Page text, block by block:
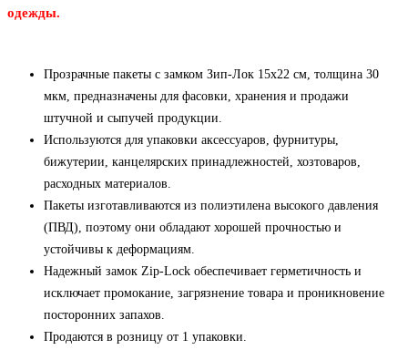
одежды.
Прозрачные пакеты с замком Зип-Лок 15x22 см, толщина 30
мкм, предназначены для фасовки, хранения и продажи
штучной и сыпучей продукции.
Используются для упаковки аксессуаров, фурнитуры,
бижутерии, канцелярских принадлежностей, хозтоваров,
расходных материалов.
Пакеты изготавливаются из полиэтилена высокого давления
(ПВД), поэтому они обладают хорошей прочностью и
устойчивы к деформациям.
Надежный замок Zip-Lock обеспечивает герметичность и
исключает промокание, загрязнение товара и проникновение
посторонних запахов.
Продаются в розницу от 1 упаковки.